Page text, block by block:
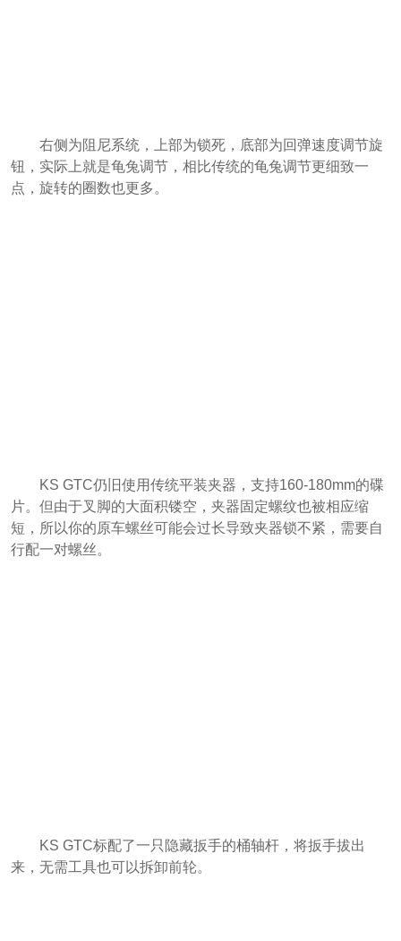
右侧为阻尼系统，上部为锁死，底部为回弹速度调节旋
钮，实际上就是龟兔调节，相比传统的龟兔调节更细致一
点，旋转的圈数也更多。
KS GTC仍旧使用传统平装夹器，支持160-180mm的碟
片。但由于叉脚的大面积镂空，夹器固定螺纹也被相应缩
短，所以你的原车螺丝可能会过长导致夹器锁不紧，需要自
行配一对螺丝。
KS GTC标配了一只隐藏扳手的桶轴杆，将扳手拔出
来，无需工具也可以拆卸前轮。